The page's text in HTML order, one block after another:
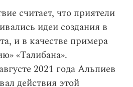
считает, что приятели
идеи создания в
и в качестве примера
«Талибана».
2021 года Альпиев
действия этой